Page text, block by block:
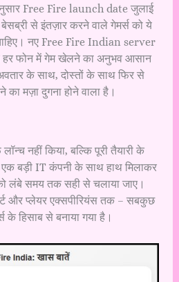
Free Fire launch date जुलाई
से इंतज़ार करने वाले गेमर्स को ये
नए Free Fire Indian server
फोन में गेम खेलने का अनुभव आसान
के साथ, दोस्तों के साथ फिर से
का मज़ा दुगना होने वाला है।
नहीं किया, बल्कि पूरी तैयारी के
एक बड़ी IT कंपनी के साथ हाथ मिलाकर
लंबे समय तक सही से चलाया जाए।
और प्लेयर एक्सपीरियंस तक – सबकुछ
हिसाब से बनाया गया है।